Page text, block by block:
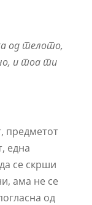
од телото,
и тоа ти
предметот
една
се скрши
ама не се
од